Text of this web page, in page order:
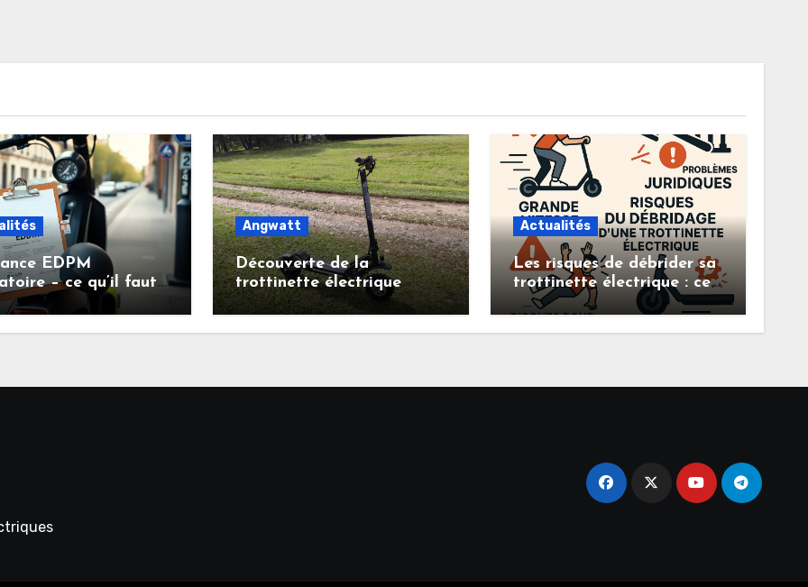
EDPM
– ce qu’il faut
avant de circuler en
électrique
Angwatt
Découverte de la
trottinette électrique
ANGWATT CS1 : puissance,
autonomie et confort à
Actualités
Les risques de débrider sa
trottinette électrique : ce
que vous devez savoir